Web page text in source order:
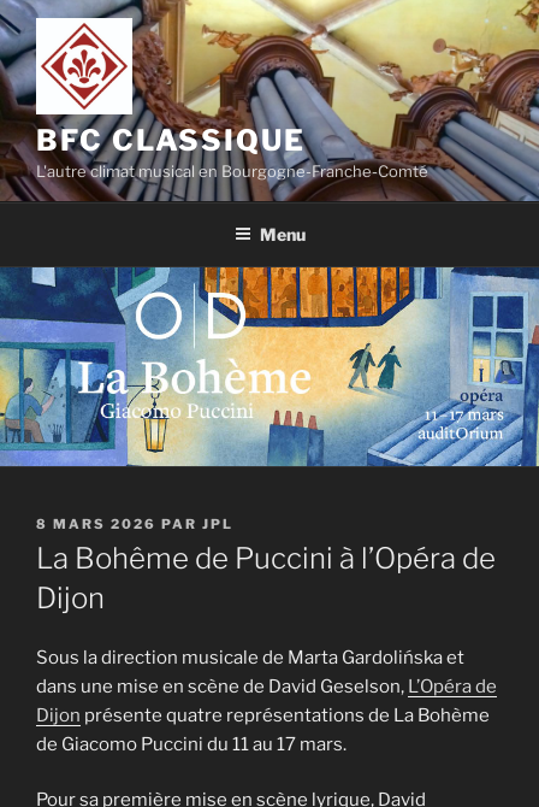
Aller
au
contenu
principal
BFC CLASSIQUE
L'autre climat musical en Bourgogne-Franche-Comté
Menu
PUBLIÉ
LE
8 MARS 2026 PAR JPL
La Bohême de Puccini à l’Opéra de
Dijon
Sous la direction musicale de Marta Gardolińska et
dans une mise en scène de David Geselson, L’Opéra de
Dijon présente quatre représentations de La Bohème
de Giacomo Puccini du 11 au 17 mars.
Pour sa première mise en scène lyrique, David